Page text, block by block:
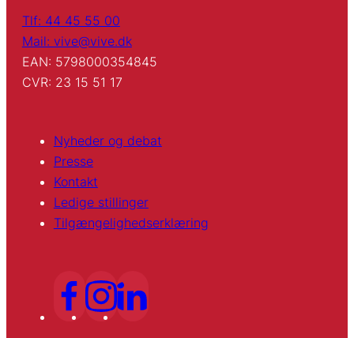
Tlf: 44 45 55 00
Mail: vive@vive.dk
EAN: 5798000354845
CVR: 23 15 51 17
Nyheder og debat
Presse
Kontakt
Ledige stillinger
Tilgængelighedserklæring